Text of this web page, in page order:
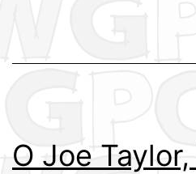
O Joe Taylor,